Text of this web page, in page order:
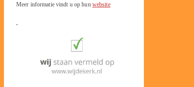
Meer informatie vindt u op hun website
.